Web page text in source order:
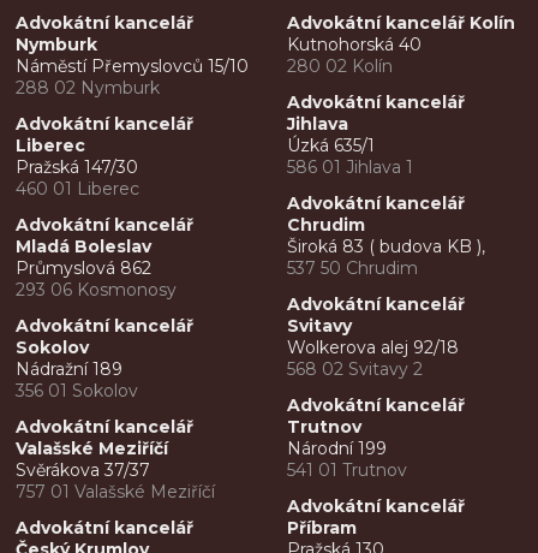
Advokátní kancelář
Nymburk
Náměstí Přemyslovců 15/10
288 02 Nymburk
Advokátní kancelář
Liberec
Pražská 147/30
460 01 Liberec
Advokátní kancelář
Mladá Boleslav
Průmyslová 862
293 06 Kosmonosy
Advokátní kancelář
Sokolov
Nádražní 189
356 01 Sokolov
Advokátní kancelář
Valašské Meziříčí
Svěrákova 37/37
757 01 Valašské Meziříčí
Advokátní kancelář
Advokátní kancelář Kolín
Kutnohorská 40
280 02 Kolín
Advokátní kancelář
Jihlava
Úzká 635/1
586 01 Jihlava 1
Advokátní kancelář
Chrudim
Široká 83 ( budova KB ),
537 50 Chrudim
Advokátní kancelář
Svitavy
Wolkerova alej 92/18
568 02 Svitavy 2
Advokátní kancelář
Trutnov
Národní 199
541 01 Trutnov
Advokátní kancelář
Příbram